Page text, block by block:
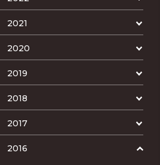
2021
2020
2019
2018
2017
2016